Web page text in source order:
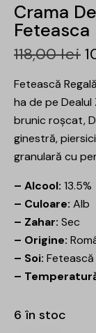
Crama
Feteasca
118,00lei
Fetească
ha de pe
brunic roșcat,
ginestră,
granulară cu
– Alcool: 13.5%
– Culoare: Alb
– Zahar: Sec
– Origine:
– Soi: Fetească
–
6 în stoc